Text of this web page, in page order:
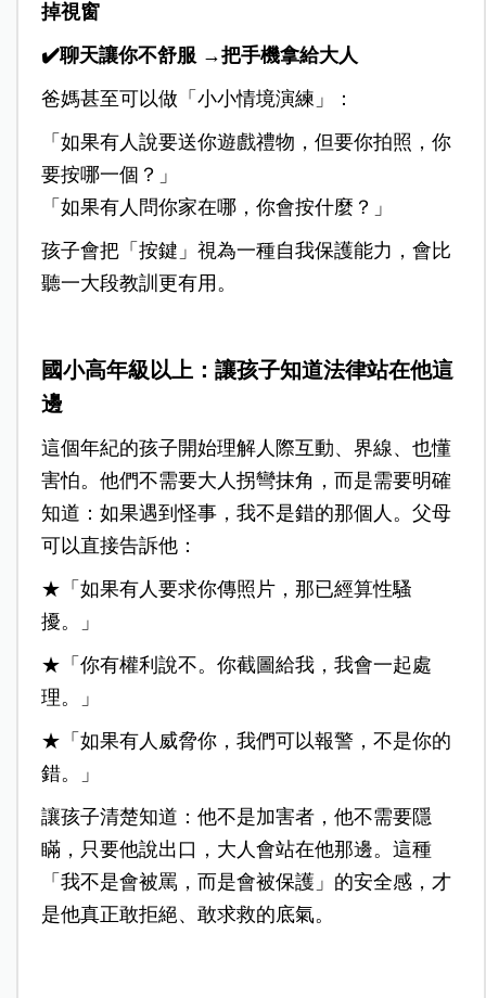
掉視窗
✔️聊天讓你不舒服 →把手機拿給大人
爸媽甚至可以做「小小情境演練」：
「如果有人說要送你遊戲禮物，但要你拍照，你
要按哪一個？」
「如果有人問你家在哪，你會按什麼？」
孩子會把「按鍵」視為一種自我保護能力，會比
聽一大段教訓更有用。
國小高年級以上：讓孩子知道法律站在他這
邊
這個年紀的孩子開始理解人際互動、界線、也懂
害怕。他們不需要大人拐彎抹角，而是需要明確
知道：如果遇到怪事，我不是錯的那個人。父母
可以直接告訴他：
★「如果有人要求你傳照片，那已經算性騷
擾。」
★「你有權利說不。你截圖給我，我會一起處
理。」
★「如果有人威脅你，我們可以報警，不是你的
錯。」
讓孩子清楚知道：他不是加害者，他不需要隱
瞞，只要他說出口，大人會站在他那邊。這種
「我不是會被罵，而是會被保護」的安全感，才
是他真正敢拒絕、敢求救的底氣。